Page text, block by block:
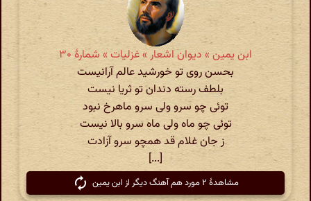
ابن یمین » دیوان اشعار » غزلیات » شمارهٔ ۳۰
بحسن روی تو خورشید عالم آرانیست
بلطف رسته دندان تو ثریا نیست
توئی چو سرو ولی سرو ماهرخ نبود
توئی چو ماه ولی ماه سرو بالا نیست
ز جان غلام قد همچو سرو آزادت
[...]
مشاهدهٔ ۲ مورد هم آهنگ دیگر از ابن یمین